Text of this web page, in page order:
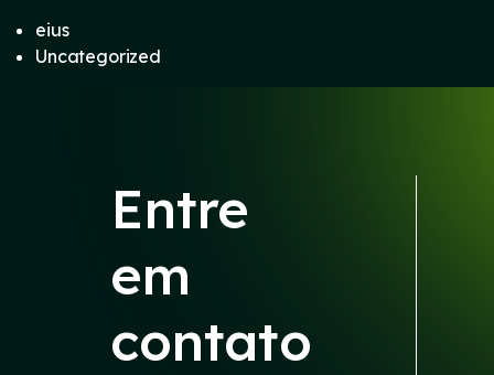
eius
Uncategorized
Entre
em
contato